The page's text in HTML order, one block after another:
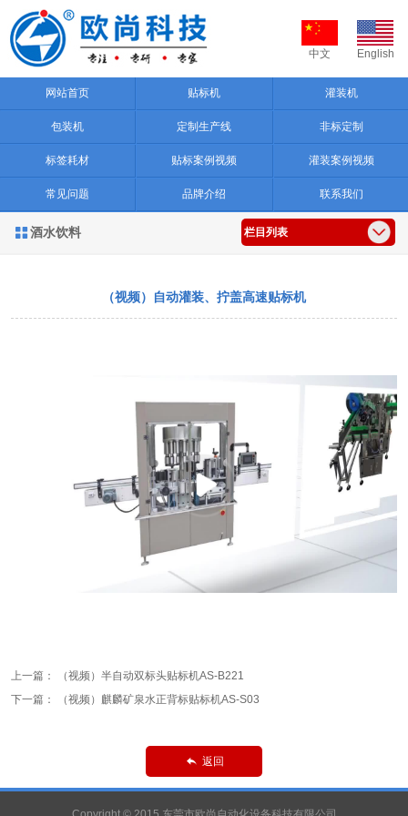
中文 English
网站首页 贴标机 灌装机
包装机 定制生产线 非标定制
标签耗材 贴标案例视频 灌装案例视频
常见问题 品牌介绍 联系我们
 酒水饮料 栏目列表
（视频）自动灌装、拧盖高速贴标机
上一篇：
（视频）半自动双标头贴标机AS-B221
下一篇：
（视频）麒麟矿泉水正背标贴标机AS-S03
 返回